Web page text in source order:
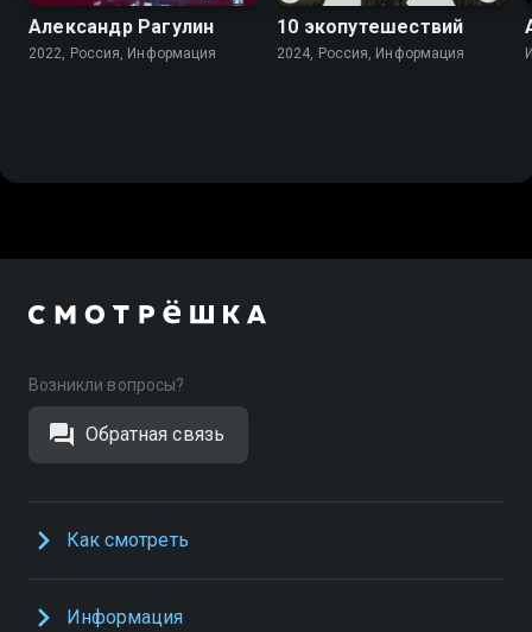
Александр Рагулин
2022, Россия, Информация
10 экопутешествий
2024, Россия, Информация
Возникли вопросы?
Обратная связь
Как смотреть
Информация